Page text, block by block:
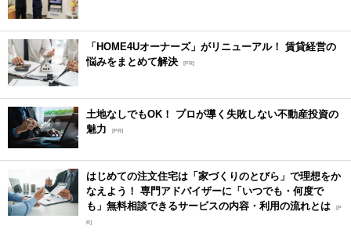
「HOME4Uオーナーズ」がリニューアル！ 賃貸経営の
悩みをまとめて解決 [PR]
土地なしでもOK！ プロが導く失敗しない不動産投資の
魅力
[PR]
はじめての注文住宅は「家づくりのとびら」で理想をか
なえよう！ 専門アドバイザーに「いつでも・何度で
も」無料相談できるサービスの内容・利用の流れとは [P
R]